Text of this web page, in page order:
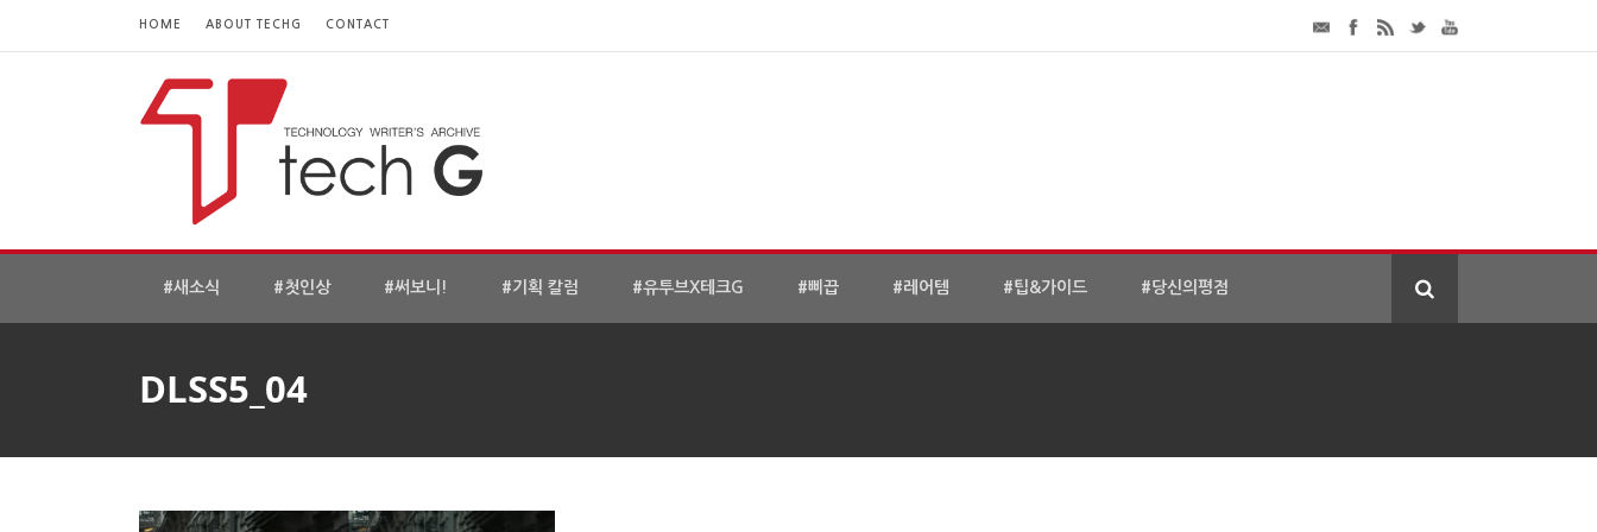
HOME ABOUT TECHG CONTACT
#새소식 #첫인상 #써보니! #기획 칼럼 #유투브X테크G #삐끕 #레어템 #팁&가이드 #당신의평점
DLSS5_04